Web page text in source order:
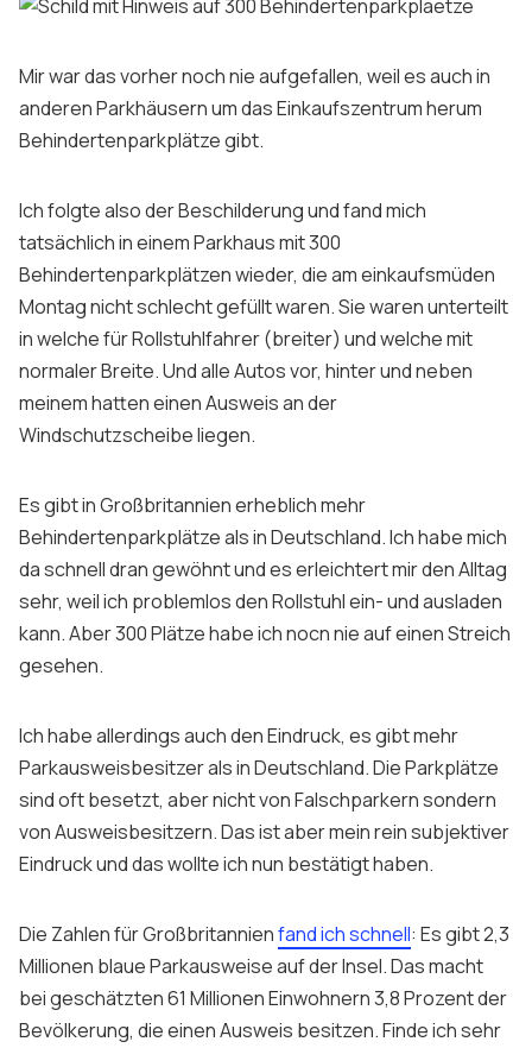
Mir war das vorher noch nie aufgefallen, weil es auch in
anderen Parkhäusern um das Einkaufszentrum herum
Behindertenparkplätze gibt.
Ich folgte also der Beschilderung und fand mich
tatsächlich in einem Parkhaus mit 300
Behindertenparkplätzen wieder, die am einkaufsmüden
Montag nicht schlecht gefüllt waren. Sie waren unterteilt
in welche für Rollstuhlfahrer (breiter) und welche mit
normaler Breite. Und alle Autos vor, hinter und neben
meinem hatten einen Ausweis an der
Windschutzscheibe liegen.
Es gibt in Großbritannien erheblich mehr
Behindertenparkplätze als in Deutschland. Ich habe mich
da schnell dran gewöhnt und es erleichtert mir den Alltag
sehr, weil ich problemlos den Rollstuhl ein- und ausladen
kann. Aber 300 Plätze habe ich nocn nie auf einen Streich
gesehen.
Ich habe allerdings auch den Eindruck, es gibt mehr
Parkausweisbesitzer als in Deutschland. Die Parkplätze
sind oft besetzt, aber nicht von Falschparkern sondern
von Ausweisbesitzern. Das ist aber mein rein subjektiver
Eindruck und das wollte ich nun bestätigt haben.
Die Zahlen für Großbritannienfand ich schnell: Es gibt 2,3
Millionen blaue Parkausweise auf der Insel. Das macht
bei geschätzten 61 Millionen Einwohnern 3,8 Prozent der
Bevölkerung, die einen Ausweis besitzen. Finde ich sehr